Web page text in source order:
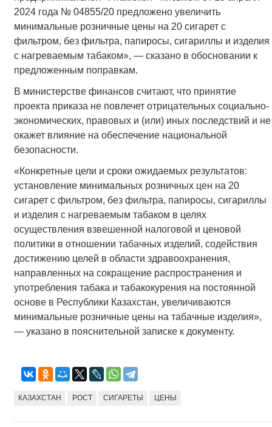
2024 года № 04855/20 предложено увеличить
минимальные розничные цены на 20 сигарет с
фильтром, без фильтра, папиросы, сигариллы и изделия
с нагреваемым табаком», — сказано в обосновании к
предложенным поправкам.
В министерстве финансов считают, что принятие
проекта приказа не повлечет отрицательных социально-
экономических, правовых и (или) иных последствий и не
окажет влияние на обеспечение национальной
безопасности.
«Конкретные цели и сроки ожидаемых результатов:
установление минимальных розничных цен на 20
сигарет с фильтром, без фильтра, папиросы, сигариллы
и изделия с нагреваемым табаком в целях
осуществления взвешенной налоговой и ценовой
политики в отношении табачных изделий, содействия
достижению целей в области здравоохранения,
направленных на сокращение распространения и
употребления табака и табакокурения на постоянной
основе в Республики Казахстан, увеличиваются
минимальные розничные цены на табачные изделия»,
— указано в пояснительной записке к документу.
КАЗАХСТАН РОСТ СИГАРЕТЫ ЦЕНЫ